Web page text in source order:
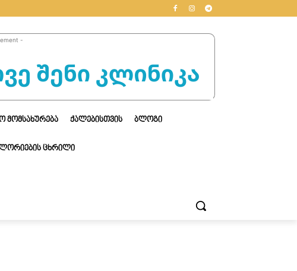
-
ᲛᲝᲛᲡᲐᲮᲣᲠᲔᲑᲐ ᲥᲐᲚᲔᲑᲘᲡᲗᲕᲘᲡ ᲑᲚᲝᲒᲘ
ᲪᲮᲠᲘᲚᲘ